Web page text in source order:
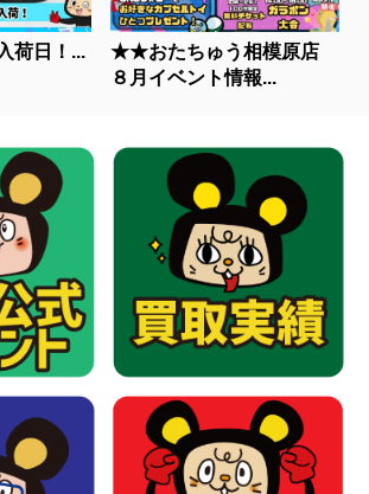
荷日！...
★★おたちゅう相模原店
８月イベント情報...